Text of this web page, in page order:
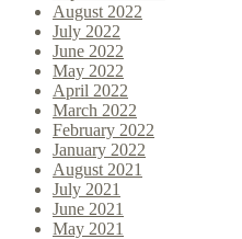
August 2022
July 2022
June 2022
May 2022
April 2022
March 2022
February 2022
January 2022
August 2021
July 2021
June 2021
May 2021